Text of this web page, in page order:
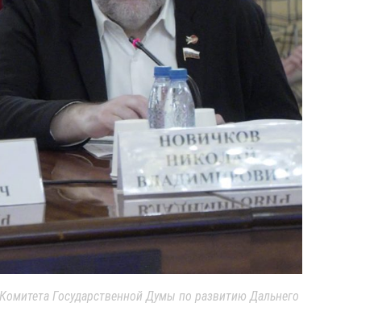
Государственной Думы по развитию Дальнего